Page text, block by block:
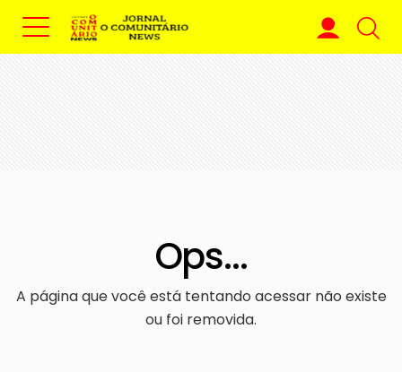
Ops...
A página que você está tentando acessar não existe
ou foi removida.